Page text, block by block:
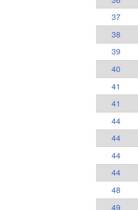
37
38
39
40
41
41
44
44
44
44
48
49